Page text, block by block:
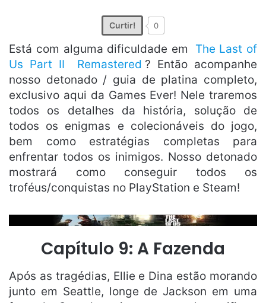
Curtir! 0
Está com alguma dificuldade em
The Last of
Us Part II
Remastered ? Então acompanhe
nosso detonado / guia de platina completo,
exclusivo aqui da Games Ever! Nele traremos
todos os detalhes da história, solução de
todos os enigmas e colecionáveis do jogo,
bem como estratégias completas para
enfrentar todos os inimigos. Nosso detonado
mostrará como conseguir todos os
troféus/conquistas no PlayStation e Steam!
Capítulo 9: A Fazenda
Após as tragédias, Ellie e Dina estão morando
junto em Seattle, longe de Jackson em uma